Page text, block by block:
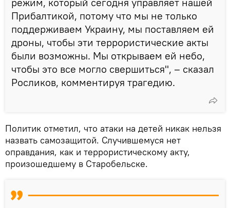
Прибалтикой, потому что мы не только
поддерживаем Украину, мы поставляем ей
дроны, чтобы эти террористические акты
были возможны. Мы открываем ей небо,
чтобы это все могло свершиться", – сказал
Росликов, комментируя трагедию.
Политик отметил, что атаки на детей никак нельзя
назвать самозащитой. Случившемуся нет
оправдания, как и террористическому акту,
произошедшему в Старобельске.